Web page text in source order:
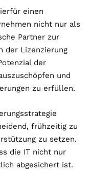
einen
nicht nur als
Partner zur
der Lizenzierung
der
und
zu erfüllen.
frühzeitig zu
zu setzen.
die IT nicht nur
abgesichert ist.